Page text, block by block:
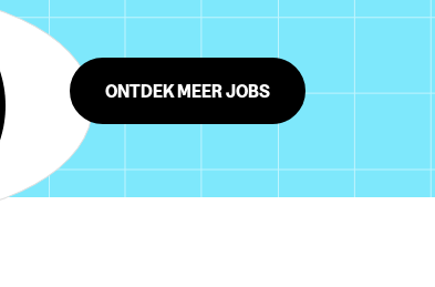
ONTDEK MEER JOBS